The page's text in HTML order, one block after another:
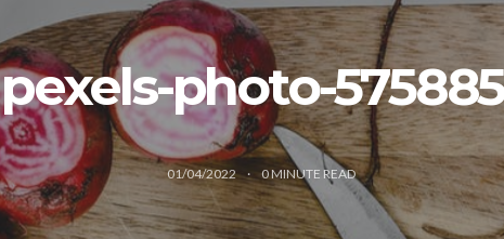
pexels-photo-
01/04/2022 0MINUTE READ